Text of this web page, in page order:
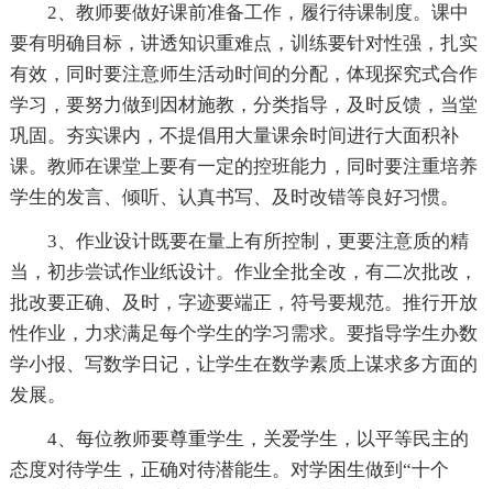
2、教师要做好课前准备工作，履行待课制度。课中
要有明确目标，讲透知识重难点，训练要针对性强，扎实
有效，同时要注意师生活动时间的分配，体现探究式合作
学习，要努力做到因材施教，分类指导，及时反馈，当堂
巩固。夯实课内，不提倡用大量课余时间进行大面积补
课。教师在课堂上要有一定的控班能力，同时要注重培养
学生的发言、倾听、认真书写、及时改错等良好习惯。
3、作业设计既要在量上有所控制，更要注意质的精
当，初步尝试作业纸设计。作业全批全改，有二次批改，
批改要正确、及时，字迹要端正，符号要规范。推行开放
性作业，力求满足每个学生的学习需求。要指导学生办数
学小报、写数学日记，让学生在数学素质上谋求多方面的
发展。
4、每位教师要尊重学生，关爱学生，以平等民主的
态度对待学生，正确对待潜能生。对学困生做到“十个